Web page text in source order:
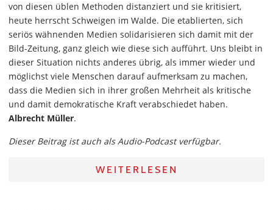
von diesen üblen Methoden distanziert und sie kritisiert,
heute herrscht Schweigen im Walde. Die etablierten, sich
seriös wähnenden Medien solidarisieren sich damit mit der
Bild-Zeitung, ganz gleich wie diese sich aufführt. Uns bleibt in
dieser Situation nichts anderes übrig, als immer wieder und
möglichst viele Menschen darauf aufmerksam zu machen,
dass die Medien sich in ihrer großen Mehrheit als kritische
und damit demokratische Kraft verabschiedet haben.
Albrecht Müller.
Dieser Beitrag ist auch als Audio-Podcast verfügbar.
WEITERLESEN